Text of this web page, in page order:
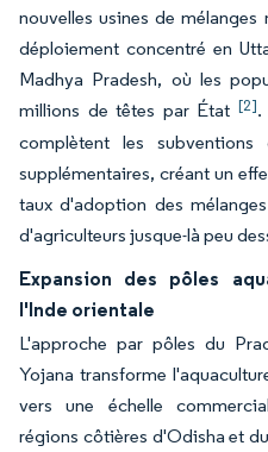
nouvelles usines de
déploiement concentré en
Madhya Pradesh, où les
millions de têtes par État [2].
complètent les
supplémentaires, créant un
taux d'adoption des
d'agriculteurs jusque-là peu
Expansion des pôles
l'Inde orientale
L'approche par pôles du
Yojana transforme
vers une échelle
régions côtières d'Odisha et